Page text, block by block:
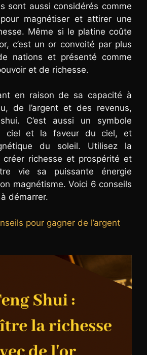
sont aussi considérés comme
magnétiser et attirer une
Même si le platine coûte
c’est un or convoité par plus
nations et présenté comme
et de richesse.
en raison de sa capacité à
de l’argent et des revenus,
C’est aussi un symbole
ciel et la faveur du ciel, et
du soleil. Utilisez la
créer richesse et prospérité et
vie sa puissante énergie
magnétisme. Voici 6 conseils
démarrer.
pour gagner de l’argent